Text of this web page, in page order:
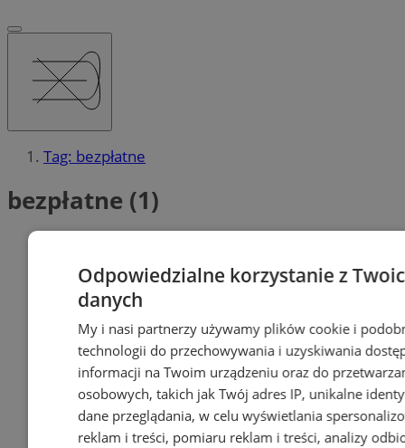
Tag: bezpłatne
bezpłatne (1)
Odpowiedzialne korzystanie z
danych
My i nasi partnerzy używamy plików cookie i
technologii do przechowywania i uzyskiwania
informacji na Twoim urządzeniu oraz do
osobowych, takich jak Twój adres IP, unikalne
dane przeglądania, w celu wyświetlania
reklam i treści, pomiaru reklam i treści, analizy